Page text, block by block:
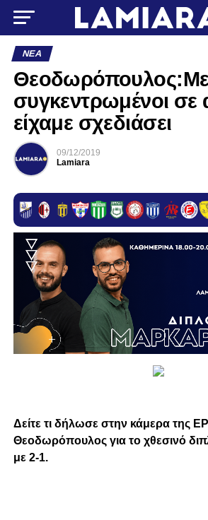
ΝΈΑ
συγκεντρωμένοι σε
είχαμε σχεδιάσει
09/12/2019
Lamiara
Δείτε τι δήλωσε στην κάμερα της
Θεοδωρόπουλος για το χθεσινό
με 2-1.